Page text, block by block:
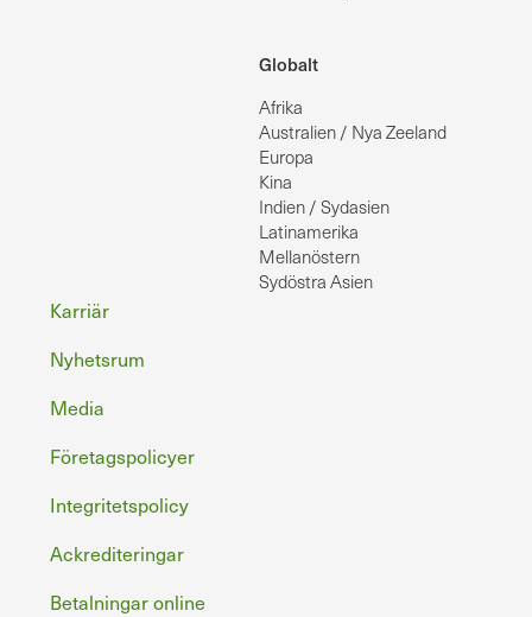
Globalt
Afrika
Australien / Nya Zeeland
Europa
Kina
Indien / Sydasien
Latinamerika
Mellanöstern
Sydöstra Asien
Sidfot
Karriär
Nyhetsrum
Media
Företagspolicyer
Integritetspolicy
Ackrediteringar
Betalningar online